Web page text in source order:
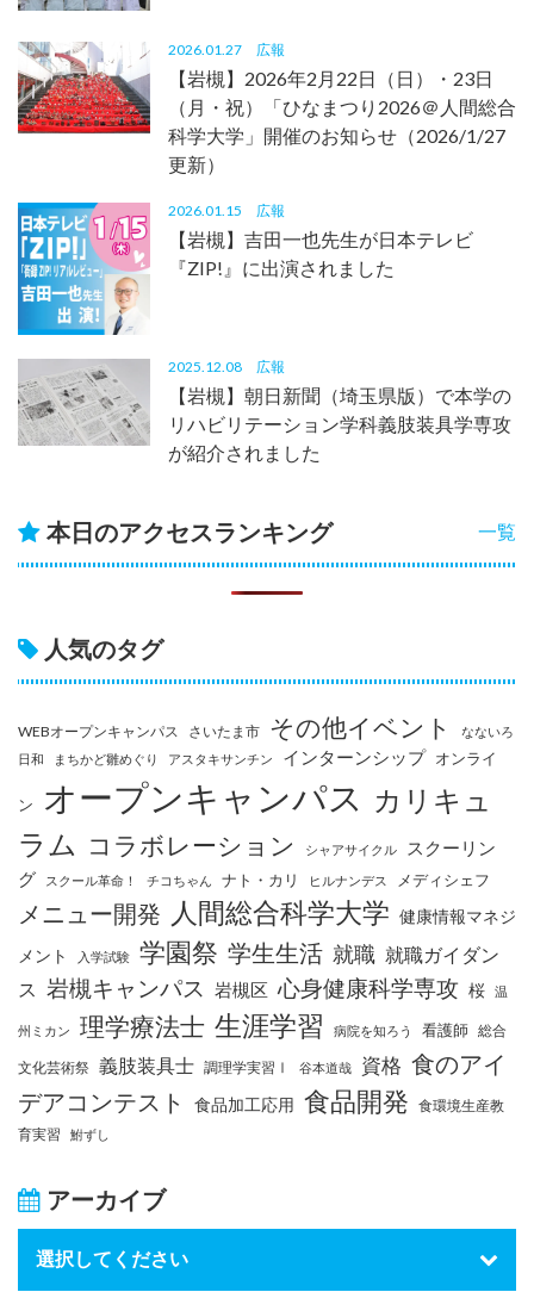
2026.01.27 広報
【岩槻】2026年2月22日（日）・23日
（月・祝）「ひなまつり2026＠人間総合
科学大学」開催のお知らせ（2026/1/27
更新）
2026.01.15 広報
【岩槻】吉田一也先生が日本テレビ
『ZIP!』に出演されました
2025.12.08 広報
【岩槻】朝日新聞（埼玉県版）で本学の
リハビリテーション学科義肢装具学専攻
が紹介されました
一覧
本日のアクセスランキング
人気のタグ
WEBオープンキャンパス さいたま市 その他イベント
なないろ
日和
まちかど雛めぐり アスタキサンチン インターンシップ オンライ
ン オープンキャンパス カリキュ
ラム コラボレーション シャアサイクル
スクーリン
グ
スクール革命！ チコちゃん ナト・カリ ヒルナンデス メディシェフ
メニュー開発 人間総合科学大学 健康情報マネジ
メント
入学試験 学園祭 学生生活 就職 就職ガイダン
ス 岩槻キャンパス 岩槻区 心身健康科学専攻 桜 温
州ミカン 理学療法士 生涯学習 病院を知ろう 看護師 総合
文化芸術祭 義肢装具士 調理学実習Ⅰ 谷本道哉 資格 食のアイ
デアコンテスト
食品加工応用 食品開発 食環境生産教
育実習
鮒ずし
アーカイブ